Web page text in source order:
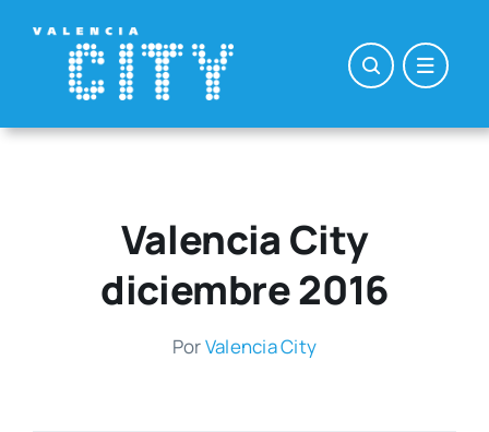
contenido
Valencia City
diciembre 2016
PorValen­cia City